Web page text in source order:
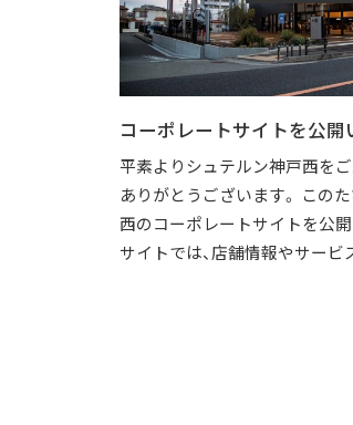
コーポレートサイトを公開
平素よりシュテルン神戸西を
ありがとうございます。 この
西のコーポレートサイトを公
サイトでは、店舗情報やサービ